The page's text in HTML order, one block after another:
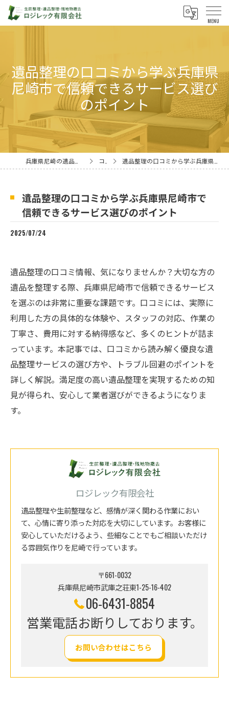
遺品整理の口コミから学ぶ兵庫県
尼崎市で信頼できるサービス選び
のポイント
コラム 遺品整理の口コミから学ぶ兵庫県尼崎市で信頼できるサービス選びのポイント
遺品整理の口コミから学ぶ兵庫県尼崎市で
信頼できるサービス選びのポイント
2025/07/24
遺品整理の口コミ情報、気になりませんか？大切な方の
遺品を整理する際、兵庫県尼崎市で信頼できるサービス
を選ぶのは非常に重要な課題です。口コミには、実際に
利用した方の具体的な体験や、スタッフの対応、作業の
丁寧さ、費用に対する納得感など、多くのヒントが詰ま
っています。本記事では、口コミから読み解く優良な遺
品整理サービスの選び方や、トラブル回避のポイントを
詳しく解説。満足度の高い遺品整理を実現するための知
見が得られ、安心して業者選びができるようになりま
す。
ロジレック有限会社
遺品整理や生前整理など、感情が深く関わる作業におい
て、心情に寄り添った対応を大切にしています。お客様に
安心していただけるよう、些細なことでもご相談いただけ
る雰囲気作りを尼崎で行っています。
〒661-0032
兵庫県尼崎市武庫之荘東1-25-16-402
06-6431-8854
営業電話お断りしております。
お問い合わせはこちら